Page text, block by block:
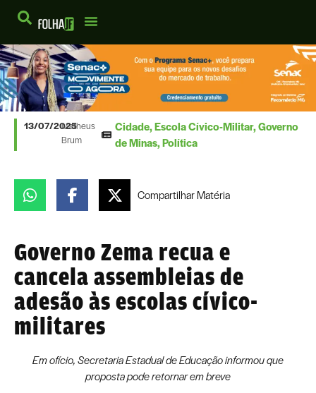
13/07/2025Matheus
Brum
Cidade,Escola Cívico-Militar,Governo
de Minas,Política
CompartilharMatéria
Governo Zema recua e
cancela assembleias de
adesão às escolas cívico-
militares
Em ofício, Secretaria Estadual de Educação informou que
proposta pode retornar em breve